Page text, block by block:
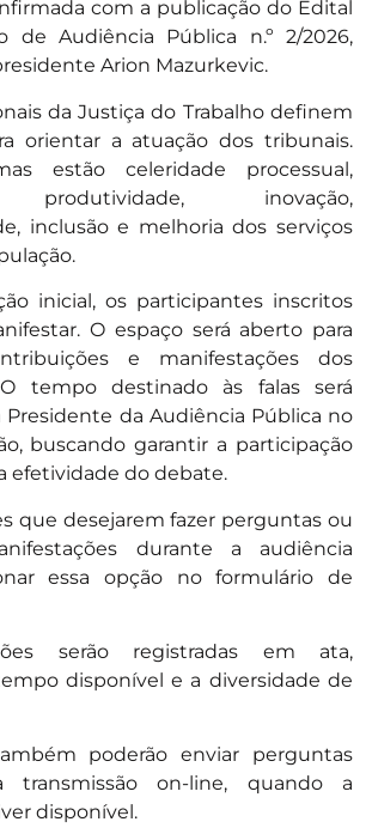
com a publicação do Edital
de Audiência Pública n.º 2/2026,
Arion Mazurkevic.
da Justiça do Trabalho definem
orientar a atuação dos tribunais.
estão celeridade processual,
produtividade, inovação,
inclusão e melhoria dos serviços
inicial, os participantes inscritos
O espaço será aberto para
e manifestações dos
tempo destinado às falas será
Presidente da Audiência Pública no
buscando garantir a participação
efetividade do debate.
que desejarem fazer perguntas ou
durante a audiência
essa opção no formulário de
serão registradas em ata,
disponível e a diversidade de
poderão enviar perguntas
on-line, quando a
disponível.